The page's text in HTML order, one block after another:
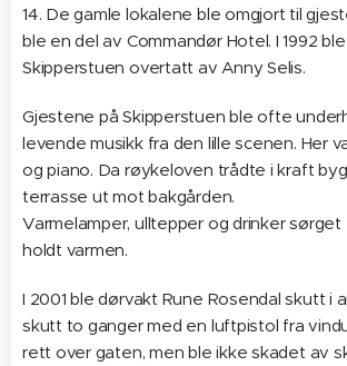
14. De gamle lokalene ble omgjort til
ble en del av Commandør Hotel. I 1992
Skipperstuen overtatt av Anny Selis.
Gjestene på Skipperstuen ble ofte
levende musikk fra den lille scenen. Her
og piano. Da røykeloven trådte i kraft
terrasse ut mot bakgården.
Varmelamper, ulltepper og drinker
holdt varmen.
I 2001 ble dørvakt Rune Rosendal skutt i
skutt to ganger med en luftpistol fra
rett over gaten, men ble ikke skadet av